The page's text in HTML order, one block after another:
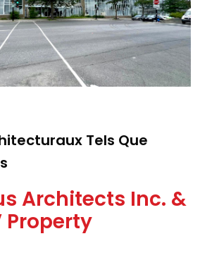
Tels Que
Architects Inc. &
Property